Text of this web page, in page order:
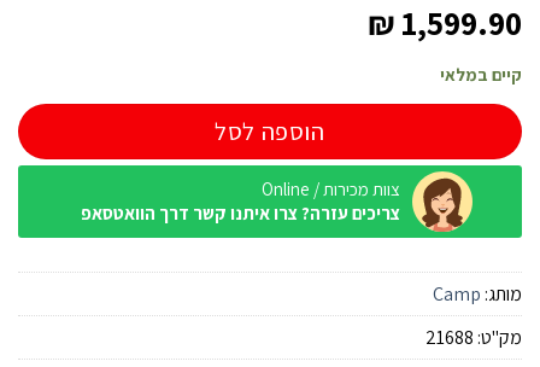
₪1,599.90
קיים במלאי
הוספה לסל
צוות מכירות / Online
צריכים עזרה? צרו איתנו קשר דרך הוואטסאפ
מותג: Camp
מק"ט: 21688